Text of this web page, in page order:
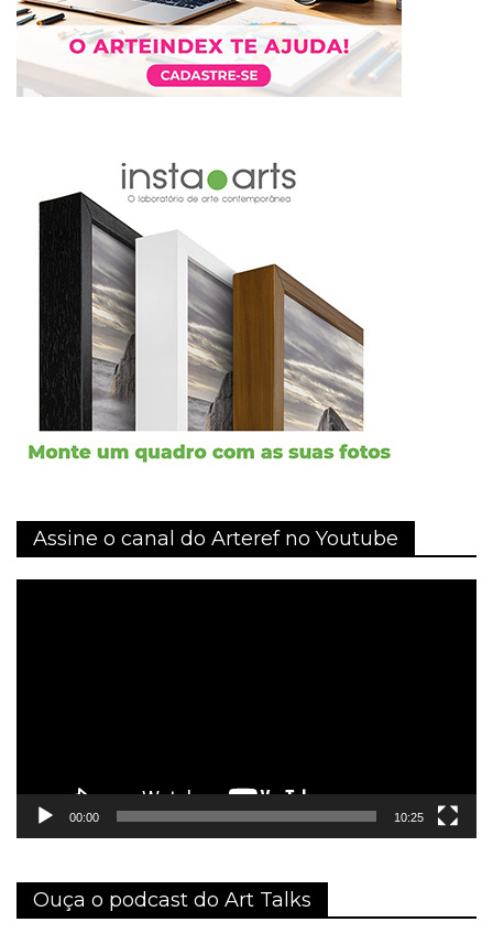
Assine o canal do Arteref no Youtube
00:00 10:25
Ouça o podcast do Art Talks